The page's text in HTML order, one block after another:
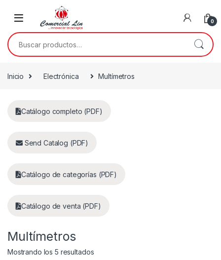
0
Inicio Electrónica Multímetros
Catálogo completo (PDF)
Send Catalog (PDF)
Catálogo de categorías (PDF)
Catálogo de venta (PDF)
Multímetros
Mostrando los 5 resultados